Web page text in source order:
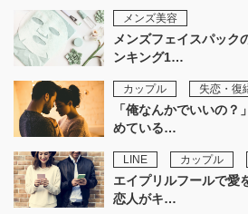
メンズ美容
メンズフェイスパック
ンキング1…
カップル 失恋・復
「俺なんかでいいの
めている…
LINE カップル
エイプリルフールで愛
恋人がキ…